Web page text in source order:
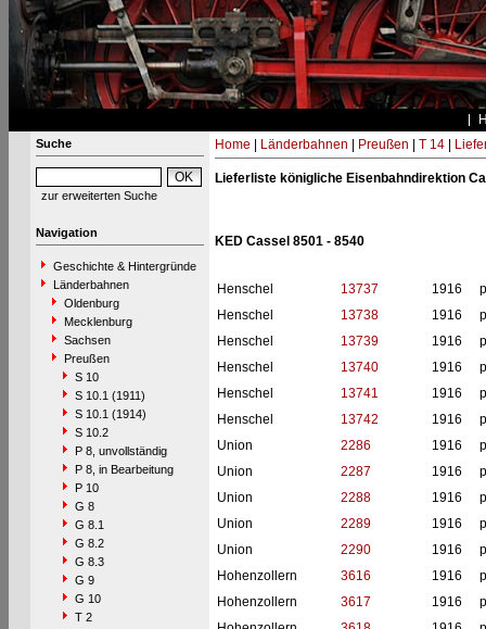
Suche
zur erweiterten Suche
Navigation
Geschichte & Hintergründe
Länderbahnen
Oldenburg
Mecklenburg
Sachsen
Preußen
S 10
S 10.1 (1911)
S 10.1 (1914)
S 10.2
P 8, unvollständig
P 8, in Bearbeitung
P 10
G 8
G 8.1
G 8.2
G 8.3
G 9
G 10
T 2
Home Länderbahnen Preußen T 14|
Lieferliste königliche Eisenbahndirektion
KED Cassel 8501 - 8540
Henschel 13737 1916
Henschel
13738 1916
Henschel
13739 1916
Henschel
13740 1916
Henschel
13741 1916
Henschel
13742 1916
Union
2286 1916
Union
2287 1916
Union
2288 1916
Union
2289 1916
Union
2290 1916
Hohenzollern
3616 1916
Hohenzollern
3617 1916